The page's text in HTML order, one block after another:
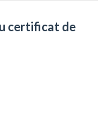
certificat de